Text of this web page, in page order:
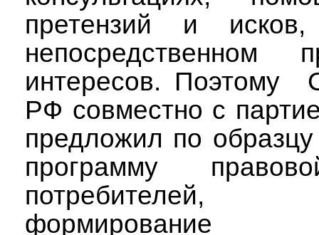
претензий и
непосредственном
интересов. Поэтому
РФ совместно с
предложил по
программу
формирование